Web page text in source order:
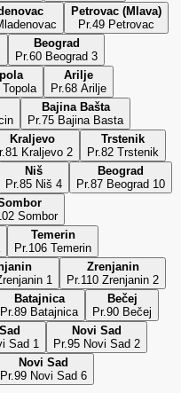
Petrovac (Mlava)
Pr.49 Petrovac
Beograd
Pr.60 Beograd 3
Topola
Arilje
Pr.68 Arilje
Bajina Bašta
Pr.75 Bajina Basta
Kraljevo
Kraljevo 2
Trstenik
Pr.82 Trstenik
Niš
Pr.85 Niš 4
Beograd
Pr.87 Beograd 10
Sombor
Temerin
Pr.106 Temerin
1
Zrenjanin
Pr.110 Zrenjanin 2
Batajnica
Pr.89 Batajnica
Bečej
Pr.90 Bečej
Sad 1
Novi Sad
Pr.95 Novi Sad 2
Novi Sad
Pr.99 Novi Sad 6